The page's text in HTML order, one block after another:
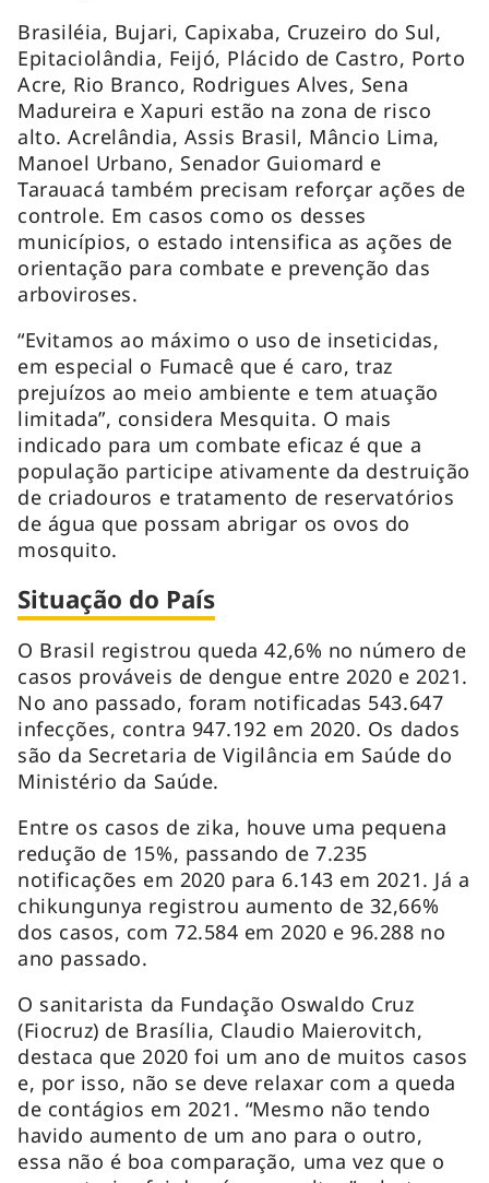
Brasiléia, Bujari, Capixaba, Cruzeiro do Sul,
Epitaciolândia, Feijó, Plácido de Castro, Porto
Acre, Rio Branco, Rodrigues Alves, Sena
Madureira e Xapuri estão na zona de risco
alto. Acrelândia, Assis Brasil, Mâncio Lima,
Manoel Urbano, Senador Guiomard e
Tarauacá também precisam reforçar ações de
controle. Em casos como os desses
municípios, o estado intensifica as ações de
orientação para combate e prevenção das
arboviroses.
“Evitamos ao máximo o uso de inseticidas,
em especial o Fumacê que é caro, traz
prejuízos ao meio ambiente e tem atuação
limitada”, considera Mesquita. O mais
indicado para um combate eficaz é que a
população participe ativamente da destruição
de criadouros e tratamento de reservatórios
de água que possam abrigar os ovos do
mosquito.
Situação do País
O Brasil registrou queda 42,6% no número de
casos prováveis de dengue entre 2020 e 2021.
No ano passado, foram notificadas 543.647
infecções, contra 947.192 em 2020. Os dados
são da Secretaria de Vigilância em Saúde do
Ministério da Saúde.
Entre os casos de zika, houve uma pequena
redução de 15%, passando de 7.235
notificações em 2020 para 6.143 em 2021. Já a
chikungunya registrou aumento de 32,66%
dos casos, com 72.584 em 2020 e 96.288 no
ano passado.
O sanitarista da Fundação Oswaldo Cruz
(Fiocruz) de Brasília, Claudio Maierovitch,
destaca que 2020 foi um ano de muitos casos
e, por isso, não se deve relaxar com a queda
de contágios em 2021. “Mesmo não tendo
havido aumento de um ano para o outro,
essa não é boa comparação, uma vez que o